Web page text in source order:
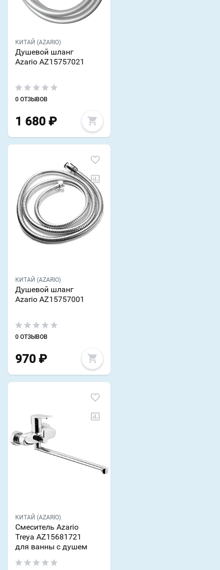
КИТАЙ (AZARIO)
Душевой шланг
Azario AZ15757021
0 ОТЗЫВОВ
1 680 ₽
КИТАЙ (AZARIO)
Душевой шланг
Azario AZ15757001
0 ОТЗЫВОВ
970 ₽
КИТАЙ (AZARIO)
Смеситель Azario
Treya AZ15681721
для ванны с душем